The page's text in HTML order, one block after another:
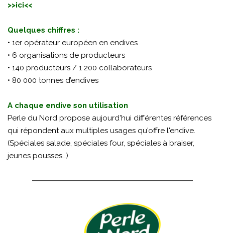
>>ici<<
Quelques chiffres :
• 1er opérateur européen en endives
• 6 organisations de producteurs
• 140 producteurs / 1 200 collaborateurs
• 80 000 tonnes d’endives
A chaque endive son utilisation
Perle du Nord propose aujourd'hui différentes références
qui répondent aux multiples usages qu'offre l'endive.
(Spéciales salade, spéciales four, spéciales à braiser,
jeunes pousses…)